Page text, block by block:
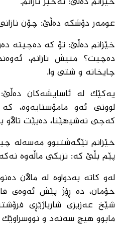
عومەر دۆشکە دەڵێ: چۆن
خێزانم دەڵێ: تۆ کە دەچیتە
دەچیت؟ منیش نازانم،
چایخانە و شتی وا.
یەکێک لە ئاسایشەکان
لووتی ئەو مامۆستایەوە،
کەچی نەشیھێنا، دەبێت تاڵاو
خێزانم تێگەشتبوو مەسەلە
پێم بڵێ کە: نزیکی ماڵەوە
لەو کاتە بەدواوە لە ماڵان
خۆمان، دە ڕۆژ پێش ئەوەی
شێخ عەزیزی شارباژێڕی
مابوو ھیچ سەنەد و نووسراوێک